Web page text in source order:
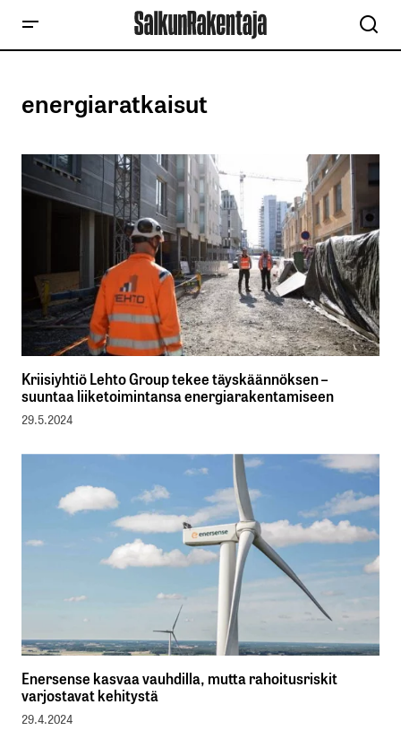
energiaratkaisut
Kriisiyhtiö Lehto Group tekee täyskäännöksen –
suuntaa liiketoimintansa energiarakentamiseen
29.5.2024
Enersense kasvaa vauhdilla, mutta rahoitusriskit
varjostavat kehitystä
29.4.2024